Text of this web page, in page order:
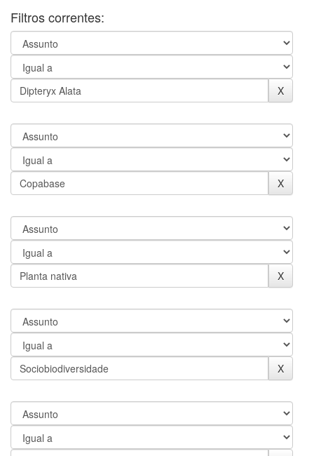
Filtros correntes: